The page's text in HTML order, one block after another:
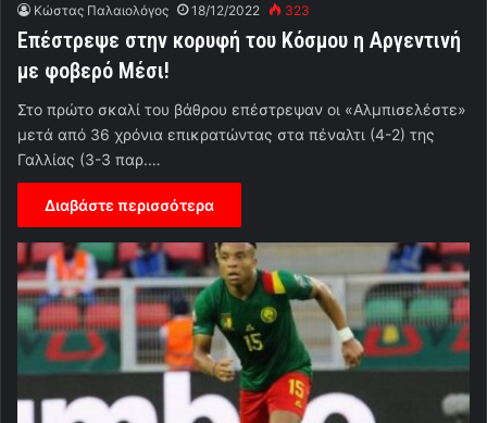
Κώστας Παλαιολόγος 18/12/2022 323
Επέστρεψε στην κορυφή του Κόσμου η Αργεντινή
με φοβερό Μέσι!
Στο πρώτο σκαλί του βάθρου επέστρεψαν οι «Αλμπισελέστε»
μετά από 36 χρόνια επικρατώντας στα πέναλτι (4-2) της
Γαλλίας (3-3 παρ.…
Διαβάστε περισσότερα